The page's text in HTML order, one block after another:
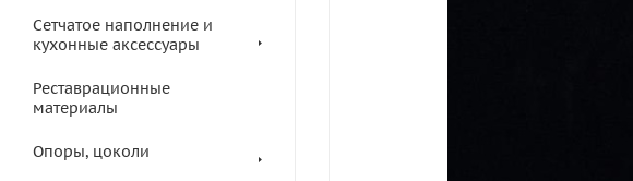
Сетчатое наполнение и
кухонные аксессуары
Реставрационные
материалы
Опоры, цоколи